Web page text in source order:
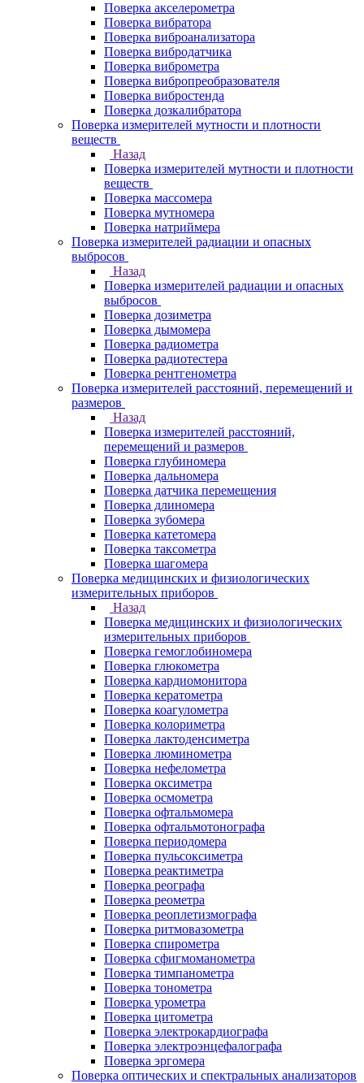
Поверка акселерометра
Поверка вибратора
Поверка виброанализатора
Поверка вибродатчика
Поверка виброметра
Поверка вибропреобразователя
Поверка вибростенда
Поверка дозкалибратора
Поверка измерителей мутности и плотности
веществ
Назад
Поверка измерителей мутности и плотности
веществ
Поверка массомера
Поверка мутномера
Поверка натриймера
Поверка измерителей радиации и опасных
выбросов
Назад
Поверка измерителей радиации и опасных
выбросов
Поверка дозиметра
Поверка дымомера
Поверка радиометра
Поверка радиотестера
Поверка рентгенометра
Поверка измерителей расстояний, перемещений и
размеров
Назад
Поверка измерителей расстояний,
перемещений и размеров
Поверка глубиномера
Поверка дальномера
Поверка датчика перемещения
Поверка длиномера
Поверка зубомера
Поверка катетомера
Поверка таксометра
Поверка шагомера
Поверка медицинских и физиологических
измерительных приборов
Назад
Поверка медицинских и физиологических
измерительных приборов
Поверка гемоглобиномера
Поверка глюкометра
Поверка кардиомонитора
Поверка кератометра
Поверка коагулометра
Поверка колориметра
Поверка лактоденсиметра
Поверка люминометра
Поверка нефелометра
Поверка оксиметра
Поверка осмометра
Поверка офтальмомера
Поверка офтальмотонографа
Поверка периодомера
Поверка пульсоксиметра
Поверка реактиметра
Поверка реографа
Поверка реометра
Поверка реоплетизмографа
Поверка ритмовазометра
Поверка спирометра
Поверка сфигмоманометра
Поверка тимпанометра
Поверка тонометра
Поверка урометра
Поверка цитометра
Поверка электрокардиографа
Поверка электроэнцефалографа
Поверка эргомера
Поверка оптических и спектральных анализаторов